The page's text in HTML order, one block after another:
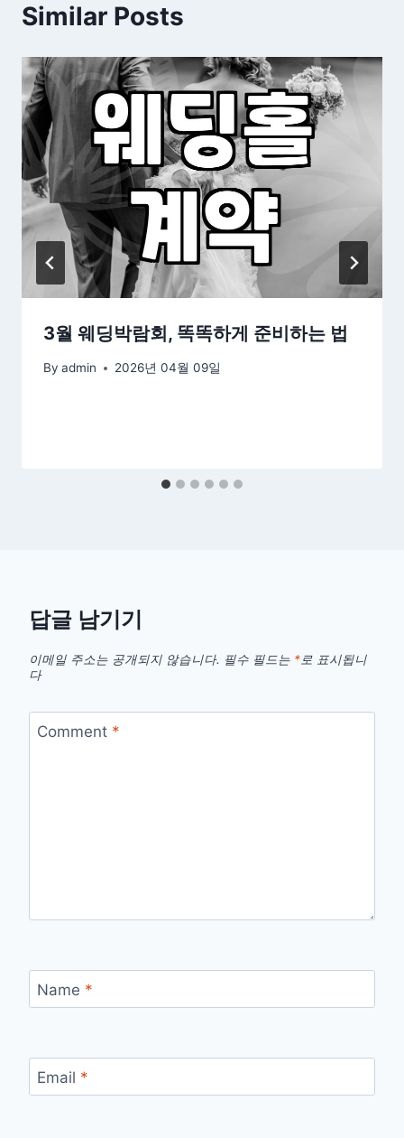
Similar Posts
3월 웨딩박람회, 똑똑하게 준비하는 법
By admin 2026년 04월 09일
답글 남기기
이메일 주소는 공개되지 않습니다. 필수 필드는 *로 표시됩니
다
Comment *
Name *
Email *